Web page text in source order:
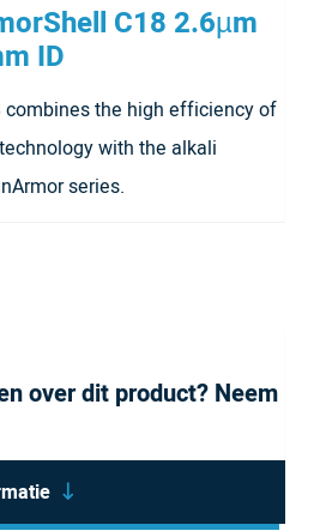
C18 2.6µm
ID
combines the high efficiency of
with the alkali
series.
over dit product? Neem